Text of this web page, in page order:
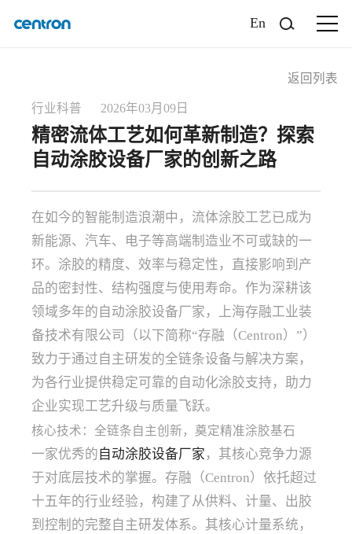
En
返回列表
行业科普 2026年03月09日
精密流体工艺如何革新制造？探索
自动涂胶设备厂家的创新之路
在如今的智能制造浪潮中，流体涂胶工艺已成为
新能源、汽车、电子等高端制造业不可或缺的一
环。涂胶的精度、效率与稳定性，直接影响到产
品的密封性、结构强度与使用寿命。作为深耕该
领域多年的自动涂胶设备厂家，上海存融工业装
备技术有限公司（以下简称“存融（Centron）”）
致力于通过自主研发的全链条设备与解决方案，
为各行业提供稳定可靠的自动化涂胶支持，助力
企业实现工艺升级与质量飞跃。
核心技术：全链条自主创新，奠定精准涂胶基石
一家优秀的 自动涂胶设备厂家 ，其核心竞争力源
于对底层技术的掌握。存融（Centron）依托超过
十五年的行业经验，构建了从供料、计量、出胶
到控制的完整自主研发体系。其核心计量系统，